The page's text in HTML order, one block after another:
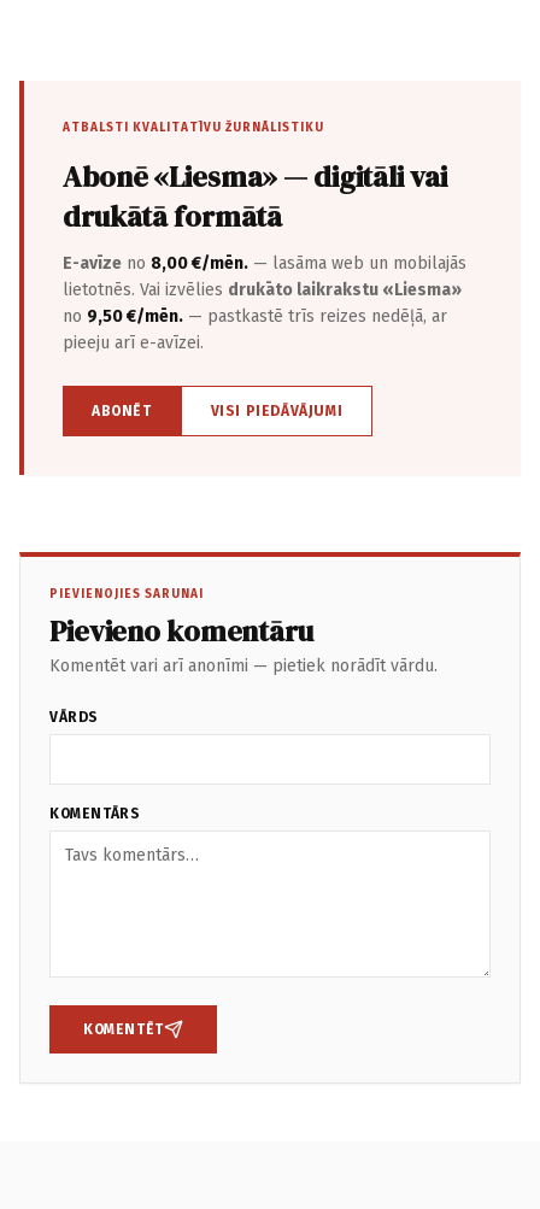
ATBALSTI KVALITATĪVU ŽURNĀLISTIKU
Abonē «Liesma» — digitāli vai
drukātā formātā
E-avīze no 8,00 €/mēn. — lasāma web un mobilajās
lietotnēs. Vai izvēlies drukāto laikrakstu «Liesma»
no 9,50 €/mēn. — pastkastē trīs reizes nedēļā, ar
pieeju arī e-avīzei.
ABONĒT VISI PIEDĀVĀJUMI
PIEVIENOJIES SARUNAI
Pievieno komentāru
Komentēt vari arī anonīmi — pietiek norādīt vārdu.
VĀRDS
KOMENTĀRS
KOMENTĒT